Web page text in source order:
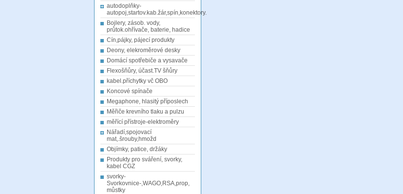
autodoplňky-
autopoj,startov.kab.žár,spín,konektory.
Bojlery, zásob. vody,
průtok.ohřívače, baterie, hadice
Cín,pájky, pájecí produkty
Deony, elekroměrové desky
Domácí spotřebiče a vysavače
Flexošňůry, účast.TV šňůry
kabel.příchytky vč OBO
Koncové spínače
Megaphone, hlasitý příposlech
Měřiče krevního tlaku a pulzu
měřící přístroje-elektroměry
Nářadí,spojovací
mat,.šrouby,hmožd
Objímky, patice, držáky
Produkty pro sváření, svorky,
kabel CGZ
svorky-
Svorkovnice-,WAGO,RSA,prop,
můstky